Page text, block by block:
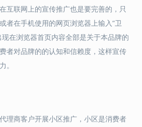
互联网上的宣传推广也是要完善的，只
者在手机使用的网页浏览器上输入“卫
在浏览器首页内容全部是关于本品牌的
者对品牌的的认知和信赖度，这样宣传
。
理商客户开展小区推广，小区是消费者